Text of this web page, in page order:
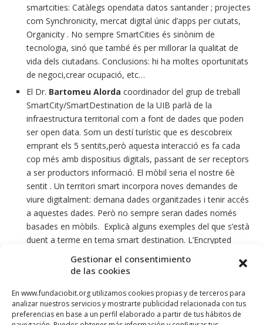
Gestionar el consentimiento
de las cookies
En www.fundaciobit.org utilizamos cookies propias y de terceros para
analizar nuestros servicios y mostrarte publicidad relacionada con tus
preferencias en base a un perfil elaborado a partir de tus hábitos de
smartcities: Catàlegs opendata datos santander ; projectes
com Synchronicity, mercat digital únic d’apps per ciutats,
Organicity . No sempre SmartCities és sinònim de
tecnologia, sinó que també és per millorar la qualitat de
vida dels ciutadans. Conclusions: hi ha moltes oportunitats
de negoci,crear ocupació, etc…
El Dr. Bartomeu Alorda coordinador del grup de treball
SmartCity/SmartDestination de la UIB parlà de la
infraestructura territorial com a font de dades que poden
ser open data. Som un destí turístic que es descobreix
emprant els 5 sentits,però aquesta interacció es fa cada
cop més amb dispositius digitals, passant de ser receptors
a ser productors informació. El mòbil seria el nostre 6è
sentit . Un territori smart incorpora noves demandes de
viure digitalment: demana dades organitzades i tenir accés
a aquestes dades. Però no sempre seran dades només
basades en mòbils. Explicà alguns exemples del que s’està
duent a terme en tema smart destination. L’Encrypted
l’112 encriptada per facilitar la presa de decisions
descarregar informació, etc… a spots del territori ,
Smartwifi amb coneixement dels usos usuaris i fent
distinció turistes /usuaris. Un altre projecte és el Catàleg d’